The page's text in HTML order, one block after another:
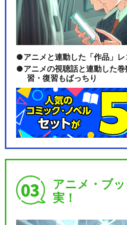
アニメと連動した「作品」
アニメの視聴話と連動した
習・復習もばっちり
アニメ・ブ
実！